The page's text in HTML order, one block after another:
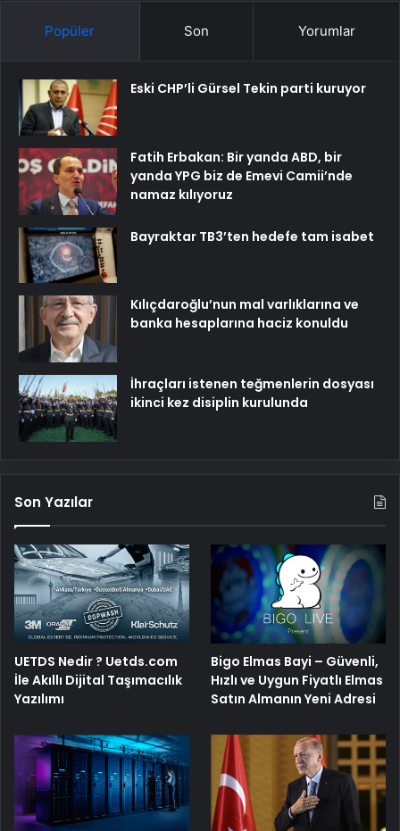
Popüler Son Yorumlar
Eski CHP’li Gürsel Tekin parti kuruyor
Fatih Erbakan: Bir yanda ABD, bir
yanda YPG biz de Emevi Camii’nde
namaz kılıyoruz
Bayraktar TB3’ten hedefe tam isabet
Kılıçdaroğlu’nun mal varlıklarına ve
banka hesaplarına haciz konuldu
İhraçları istenen teğmenlerin dosyası
ikinci kez disiplin kurulunda
Son Yazılar
UETDS Nedir ? Uetds.com
İle Akıllı Dijital Taşımacılık
Yazılımı
Bigo Elmas Bayi – Güvenli,
Hızlı ve Uygun Fiyatlı Elmas
Satın Almanın Yeni Adresi